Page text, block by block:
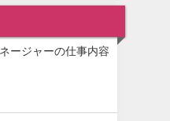
ージャーの仕事内容